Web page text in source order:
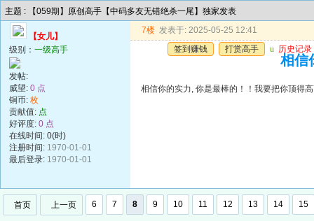
主题 : 【059期】原创高手【中码多友无错绝杀一尾】独家发表
【女儿】
级别： 一级高手
发帖:
威望: 0 点
铜币: 枚
贡献值: 点
好评度: 0 点
在线时间: 0(时)
注册时间: 1970-01-01
最后登录: 1970-01-01
7楼 发表于: 2025-05-25 12:41
签到赚钱
打赏高手 u 历史记录
相信
相信你的实力, 你是最棒的！！我要把你顶得
首页 上一页 6 7 8 9 10 11 12 13 14 15